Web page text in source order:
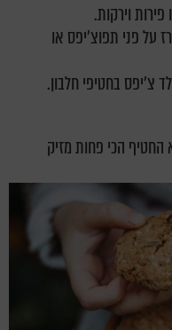
וירקות.
על פני תפוצ'יפס או
צ'יפס בחטיפי חלבון.
החטיף הכי פחות מזיק